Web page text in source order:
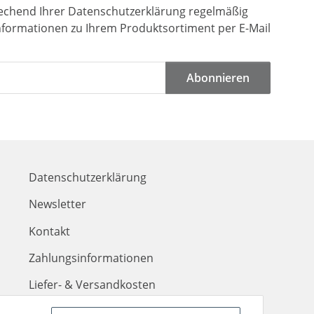
Ihrer Datenschutzerklärung regelmäßig
zu Ihrem Produktsortiment per E-Mail
Abonnieren
Datenschutzerklärung
Newsletter
Kontakt
Zahlungsinformationen
Liefer- & Versandkosten